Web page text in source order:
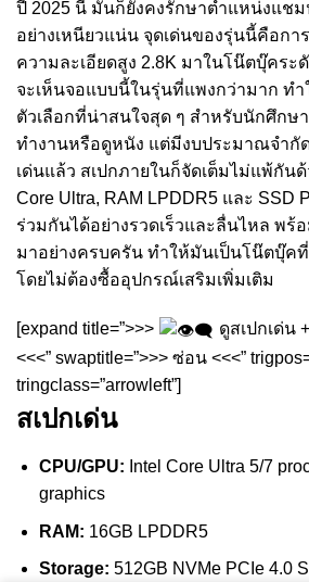
ปี 2025 นี้ มันก็ยังคงรักษาตำแหน่งแช
อย่างเหนียวแน่น จุดเด่นของรุ่นนี้คือกา
ความละเอียดสูง 2.8K มาในโน๊ตบุ๊คระ
จะเห็นจอแบบนี้ในรุ่นที่แพงกว่ามาก ทำ
ตัวเลือกที่น่าสนใจสุด ๆ สำหรับนักศึกษ
ทำงานหรือดูหนัง แต่มีงบประมาณจำกั
เด่นแล้ว สเปกภายในก็จัดเต็มไม่แพ้กันด้
Core Ultra, RAM LPDDR5 และ SSD
ร่วมกันได้อย่างรวดเร็วและลื่นไหล พร้
มาอย่างครบครัน ทำให้มันเป็นโน๊ตบุ๊ค
โดยไม่ต้องซื้ออุปกรณ์เสริมเพิ่มเติม
[expand title=”>>>
ดูสเปกเด่น
<<<” swaptitle=”>>> ซ่อน <<<”
tringclass=”arrowleft”]
สเปกเด่น
CPU/GPU: Intel Core Ultra 5/7
graphics
RAM: 16GB LPDDR5
Storage: 512GB NVMe PCIe 4.0